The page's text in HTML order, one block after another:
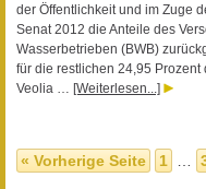
der Öffentlichkeit und im Zuge
Senat 2012 die Anteile des
Wasserbetrieben (BWB)
für die restlichen 24,95 Prozent
Veolia … [Weiterlesen...]
« Vorherige Seite 1